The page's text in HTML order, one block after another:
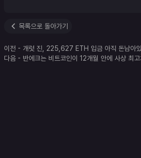
목록으로 돌아가기
이전 - 개럿 진, 225,627 ETH 입금 아직 돈남아
다음 - 반에크는 비트코인이 12개월 안에 사상 최